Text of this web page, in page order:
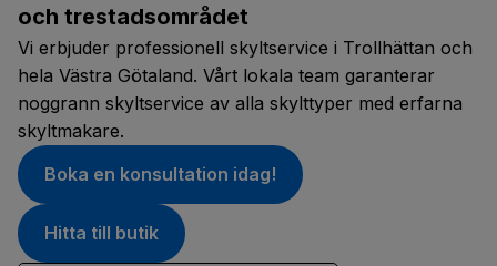
och trestadsområdet
Vi erbjuder professionell skyltservice i Trollhättan och
hela Västra Götaland. Vårt lokala team garanterar
noggrann skyltservice av alla skylttyper med erfarna
skyltmakare.
Boka en konsultation idag!
Hitta till butik